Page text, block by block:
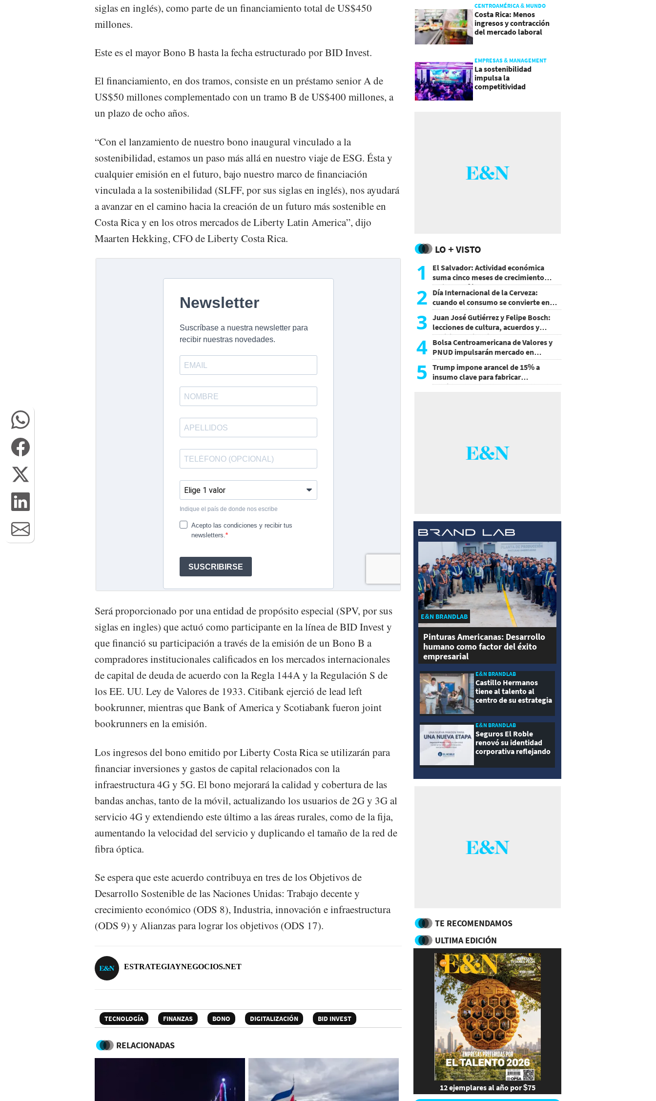
siglas en inglés), como parte de un financiamiento total de US$450
millones.
Este es el mayor Bono B hasta la fecha estructurado por BID Invest.
El financiamiento, en dos tramos, consiste en un préstamo senior A de
US$50 millones complementado con un tramo B de US$400 millones, a
un plazo de ocho años.
“Con el lanzamiento de nuestro bono inaugural vinculado a la
sostenibilidad, estamos un paso más allá en nuestro viaje de ESG. Ésta y
cualquier emisión en el futuro, bajo nuestro marco de financiación
vinculada a la sostenibilidad (SLFF, por sus siglas en inglés), nos ayudará
a avanzar en el camino hacia la creación de un futuro más sostenible en
Costa Rica y en los otros mercados de Liberty Latin America”, dijo
Maarten Hekking, CFO de Liberty Costa Rica.
Será proporcionado por una entidad de propósito especial (SPV, por sus
siglas en ingles) que actuó como participante en la línea de BID Invest y
que financió su participación a través de la emisión de un Bono B a
compradores institucionales calificados en los mercados internacionales
de capital de deuda de acuerdo con la Regla 144A y la Regulación S de
los EE. UU. Ley de Valores de 1933. Citibank ejerció de lead left
bookrunner, mientras que Bank of America y Scotiabank fueron joint
bookrunners en la emisión.
Los ingresos del bono emitido por Liberty Costa Rica se utilizarán para
financiar inversiones y gastos de capital relacionados con la
infraestructura 4G y 5G. El bono mejorará la calidad y cobertura de las
bandas anchas, tanto de la móvil, actualizando los usuarios de 2G y 3G al
servicio 4G y extendiendo este último a las áreas rurales, como de la fija,
aumentando la velocidad del servicio y duplicando el tamaño de la red de
fibra óptica.
Se espera que este acuerdo contribuya en tres de los Objetivos de
Desarrollo Sostenible de las Naciones Unidas: Trabajo decente y
crecimiento económico (ODS 8), Industria, innovación e infraestructura
(ODS 9) y Alianzas para lograr los objetivos (ODS 17).
ESTRATEGIAYNEGOCIOS.NET
TECNOLOGÍA FINANZAS BONO DIGITALIZACIÓN BID INVEST
RELACIONADAS
CENTROAMÉRICA & MUNDO
Costa Rica: Menos
ingresos y contracción
del mercado laboral
EMPRESAS & MANAGEMENT
La sostenibilidad
impulsa la
competitividad
LO + VISTO
1
El Salvador: Actividad económica
suma cinco meses de crecimiento
arriba de 4%
2 Día Internacional de la Cerveza:
cuando el consumo se convierte en
experiencia
3 Juan José Gutiérrez y Felipe Bosch:
lecciones de cultura, acuerdos y
decisiones sin miedo
4 Bolsa Centroamericana de Valores y
PNUD impulsarán mercado en
Honduras
5
Trump impone arancel de 15% a
insumo clave para fabricar
semiconductores y paneles
E&N BRANDLAB
Pinturas Americanas: Desarrollo
humano como factor del éxito
empresarial
E&N BRANDLAB
Castillo Hermanos
tiene al talento al
centro de su estrategia
E&N BRANDLAB
Seguros El Roble
renovó su identidad
corporativa reflejando
modernidad
TE RECOMENDAMOS
ULTIMA EDICIÓN
12 ejemplares al año por $75